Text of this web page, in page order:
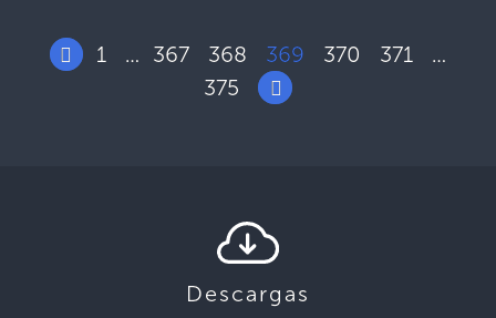
1 … 367 368 369 370 371 …
375
Descargas